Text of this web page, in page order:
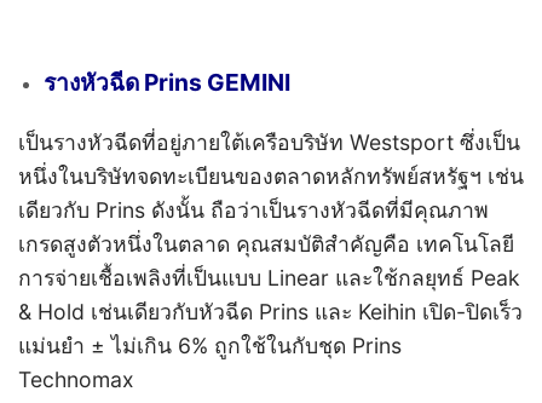
รางหัวฉีด Prins GEMINI
เป็นรางหัวฉีดที่อยู่ภายใต้เครือบริษัท Westsport ซึ่งเป็น
หนึ่งในบริษัทจดทะเบียนของตลาดหลักทรัพย์สหรัฐฯ เช่น
เดียวกับ Prins ดังนั้น ถือว่าเป็นรางหัวฉีดที่มีคุณภาพ
เกรดสูงตัวหนึ่งในตลาด คุณสมบัติสำคัญคือ เทคโนโลยี
การจ่ายเชื้อเพลิงที่เป็นแบบ Linear และใช้กลยุทธ์ Peak
& Hold เช่นเดียวกับหัวฉีด Prins และ Keihin เปิด-ปิดเร็ว
แม่นยำ ± ไม่เกิน 6% ถูกใช้ในกับชุด Prins
Technomax